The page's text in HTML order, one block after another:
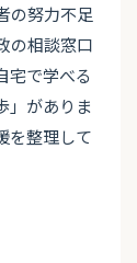
の努力不足
の相談窓口
宅で学べる
」がありま
を整理して